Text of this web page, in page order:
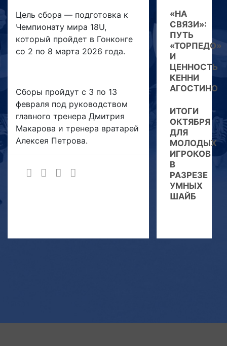
Цель сбора — подготовка к
Чемпионату мира 18U,
который пройдет в Гонконге
со 2 по 8 марта 2026 года.
Сборы пройдут с 3 по 13
февраля под руководством
главного тренера Дмитрия
Макарова и тренера вратарей
Алексея Петрова.
«НА
СВЯЗИ»:
ПУТЬ
«ТОРПЕДО»
И
ЦЕННОСТЬ
КЕННИ
АГОСТИНО
ИТОГИ
ОКТЯБРЯ
ДЛЯ
МОЛОДЫХ
ИГРОКОВ
В
РАЗРЕЗЕ
УМНЫХ
ШАЙБ